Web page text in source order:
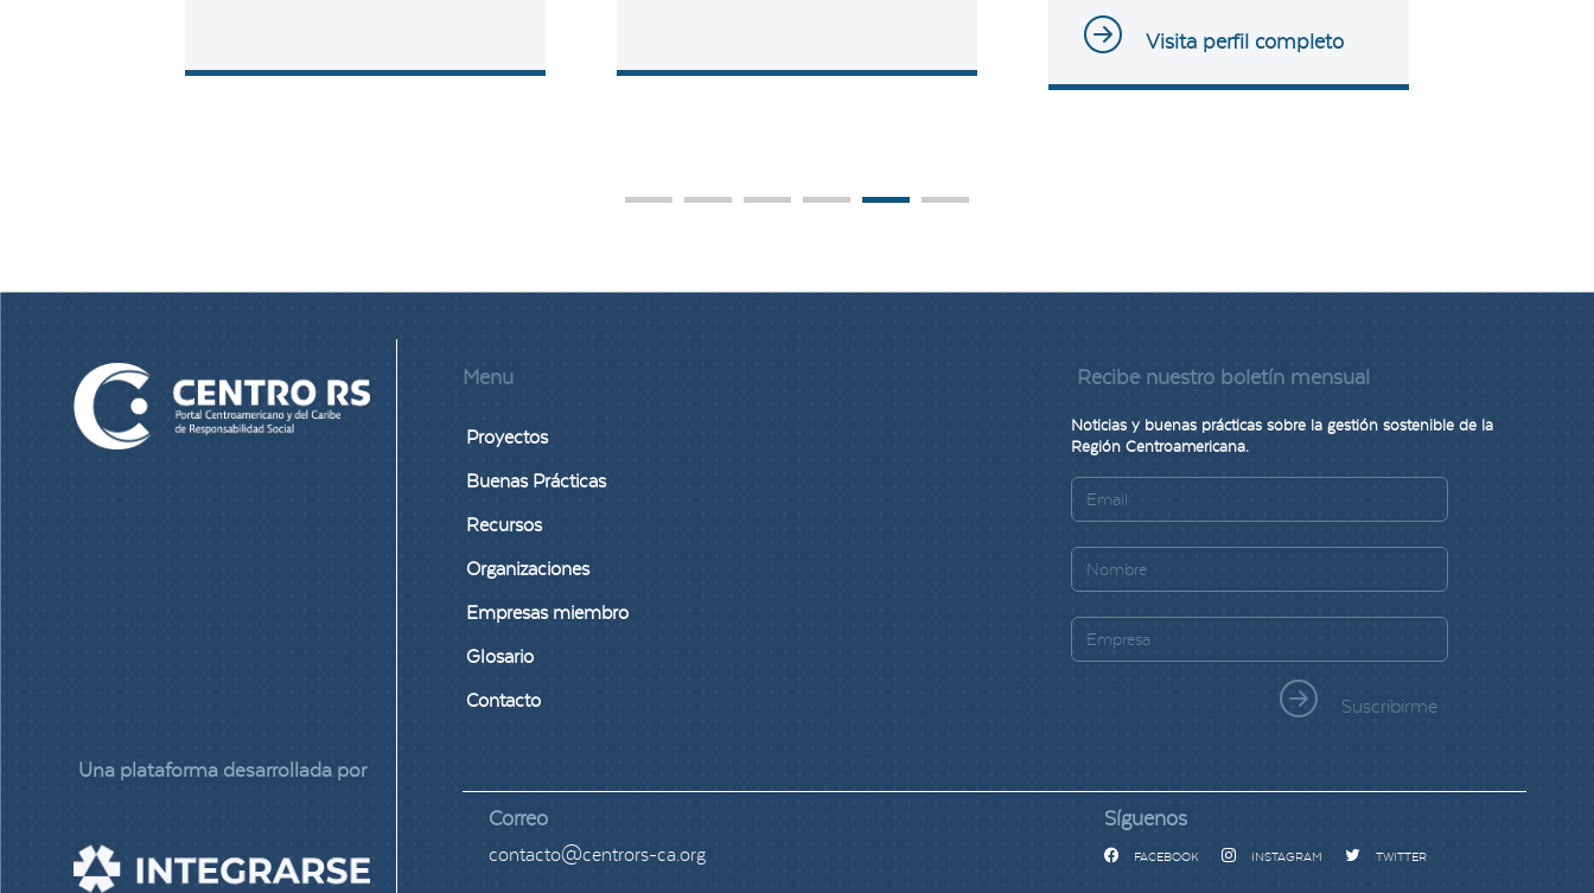
Visita perfil completo
Una plataforma desarrollada por
Menu
Proyectos
Buenas Prácticas
Recursos
Organizaciones
Empresas miembro
Glosario
Contacto
Recibe nuestro boletín mensual
Noticias y buenas prácticas sobre la gestión sostenible de la
Región Centroamericana.
Suscribirme
Correo
contacto@centrors-ca.org
Síguenos
FACEBOOK INSTAGRAM TWITTER